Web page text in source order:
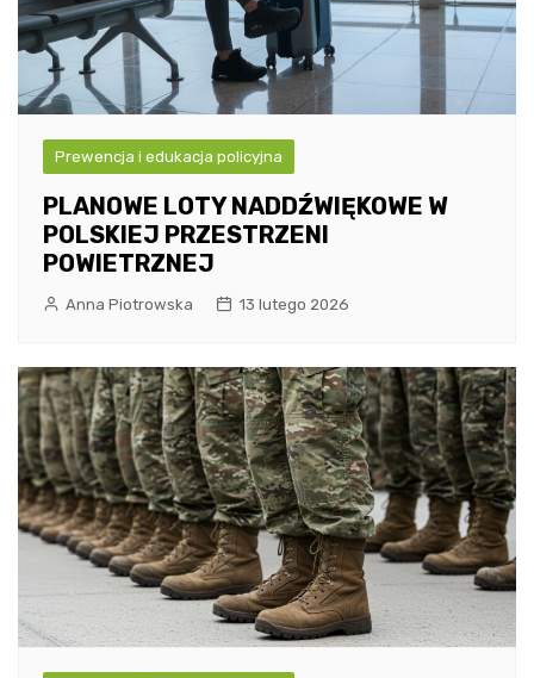
Prewencja i edukacja policyjna
PLANOWE LOTY NADDŹWIĘKOWE W
POLSKIEJ PRZESTRZENI
POWIETRZNEJ
Anna Piotrowska 13 lutego 2026